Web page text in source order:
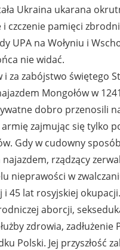
Ukraina ukarana
czczenie pamięci
UPA na Wołyniu i
nie widać.
za zabójstwo świętego
Mongołów w
dobro przenosili
zajmując się tylko
Gdy w cudowny
rządzący
nieprawości w
i 45 lat rosyjskiej
aborcji,
zdrowia,
Polski. Jej przyszłość